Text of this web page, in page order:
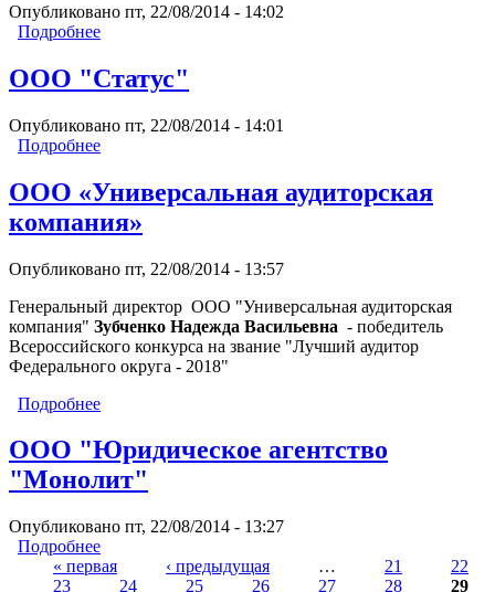
Опубликовано пт, 22/08/2014 - 14:02
Подробнее
ООО "Статус"
Опубликовано пт, 22/08/2014 - 14:01
Подробнее
ООО «Универсальная аудиторская
компания»
Опубликовано пт, 22/08/2014 - 13:57
Генеральный директор ООО "Универсальная аудиторская
компания" Зубченко Надежда Васильевна - победитель
Всероссийского конкурса на звание "Лучший аудитор
Федерального округа - 2018"
Подробнее
ООО "Юридическое агентство
"Монолит"
Опубликовано пт, 22/08/2014 - 13:27
Подробнее
« первая ‹ предыдущая … 21
22
23
24 25 26 27 28 29